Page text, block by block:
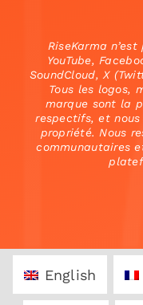
RiseKarma
YouTube,
SoundCloud, X
Tous les logos,
marque sont la
respectifs, et
propriété. Nous
communautaires
English